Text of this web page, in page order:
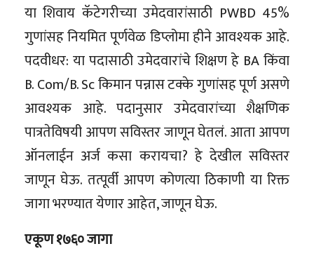
या शिवाय कॅटेगरीच्या उमेदवारांसाठी PWBD 45%
गुणांसह नियमित पूर्णवेळ डिप्लोमा हीने आवश्यक आहे.
पदवीधर: या पदासाठी उमेदवारांचे शिक्षण हे BA किंवा
B. Com/B. Sc किमान पन्नास टक्के गुणांसह पूर्ण असणे
आवश्यक आहे. पदानुसार उमेदवारांच्या शैक्षणिक
पात्रतेविषयी आपण सविस्तर जाणून घेतलं. आता आपण
ऑनलाईन अर्ज कसा करायचा? हे देखील सविस्तर
जाणून घेऊ. तत्पूर्वी आपण कोणत्या ठिकाणी या रिक्त
जागा भरण्यात येणार आहेत, जाणून घेऊ.
एकूण १७६० जागा